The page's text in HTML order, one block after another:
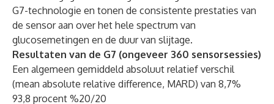
G7-technologie en tonen de consistente prestaties van
de sensor aan over het hele spectrum van
glucosemetingen en de duur van slijtage.
Resultaten van de G7 (ongeveer 360 sensorsessies)
Een algemeen gemiddeld absoluut relatief verschil
(mean absolute relative difference, MARD) van 8,7%
93,8 procent %20/20